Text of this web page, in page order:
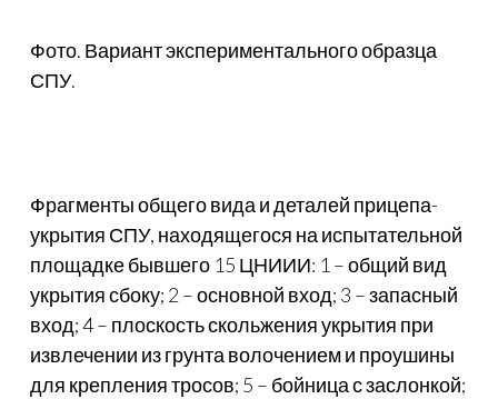
Фото. Вариант экспериментального образца
СПУ.
Фрагменты общего вида и деталей прицепа-
укрытия СПУ, находящегося на испытательной
площадке бывшего 15 ЦНИИИ: 1 – общий вид
укрытия сбоку; 2 – основной вход; 3 – запасный
вход; 4 – плоскость скольжения укрытия при
извлечении из грунта волочением и проушины
для крепления тросов; 5 – бойница с заслонкой;